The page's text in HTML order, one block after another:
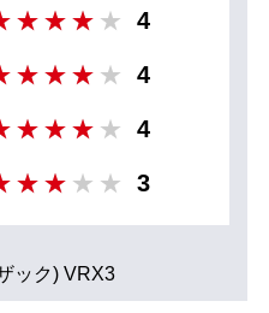
4
4
4
3
ック) VRX3